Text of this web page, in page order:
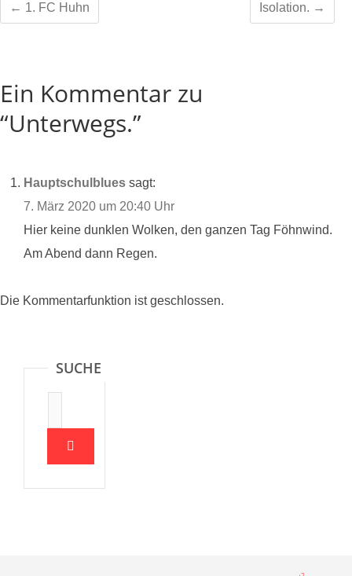
← 1. FC Huhn Isolation. →
Ein Kommentar zu
“Unterwegs.”
Hauptschulblues sagt:
7. März 2020 um 20:40 Uhr
Hier keine dunklen Wolken, den ganzen Tag Föhnwind.
Am Abend dann Regen.
Die Kommentarfunktion ist geschlossen.
SUCHE